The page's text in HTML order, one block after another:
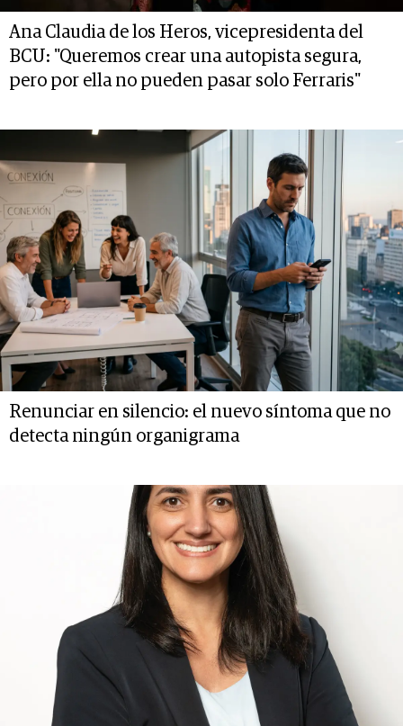
Ana Claudia de los Heros, vicepresidenta del
BCU: "Queremos crear una autopista segura,
pero por ella no pueden pasar solo Ferraris"
Renunciar en silencio: el nuevo síntoma que no
detecta ningún organigrama